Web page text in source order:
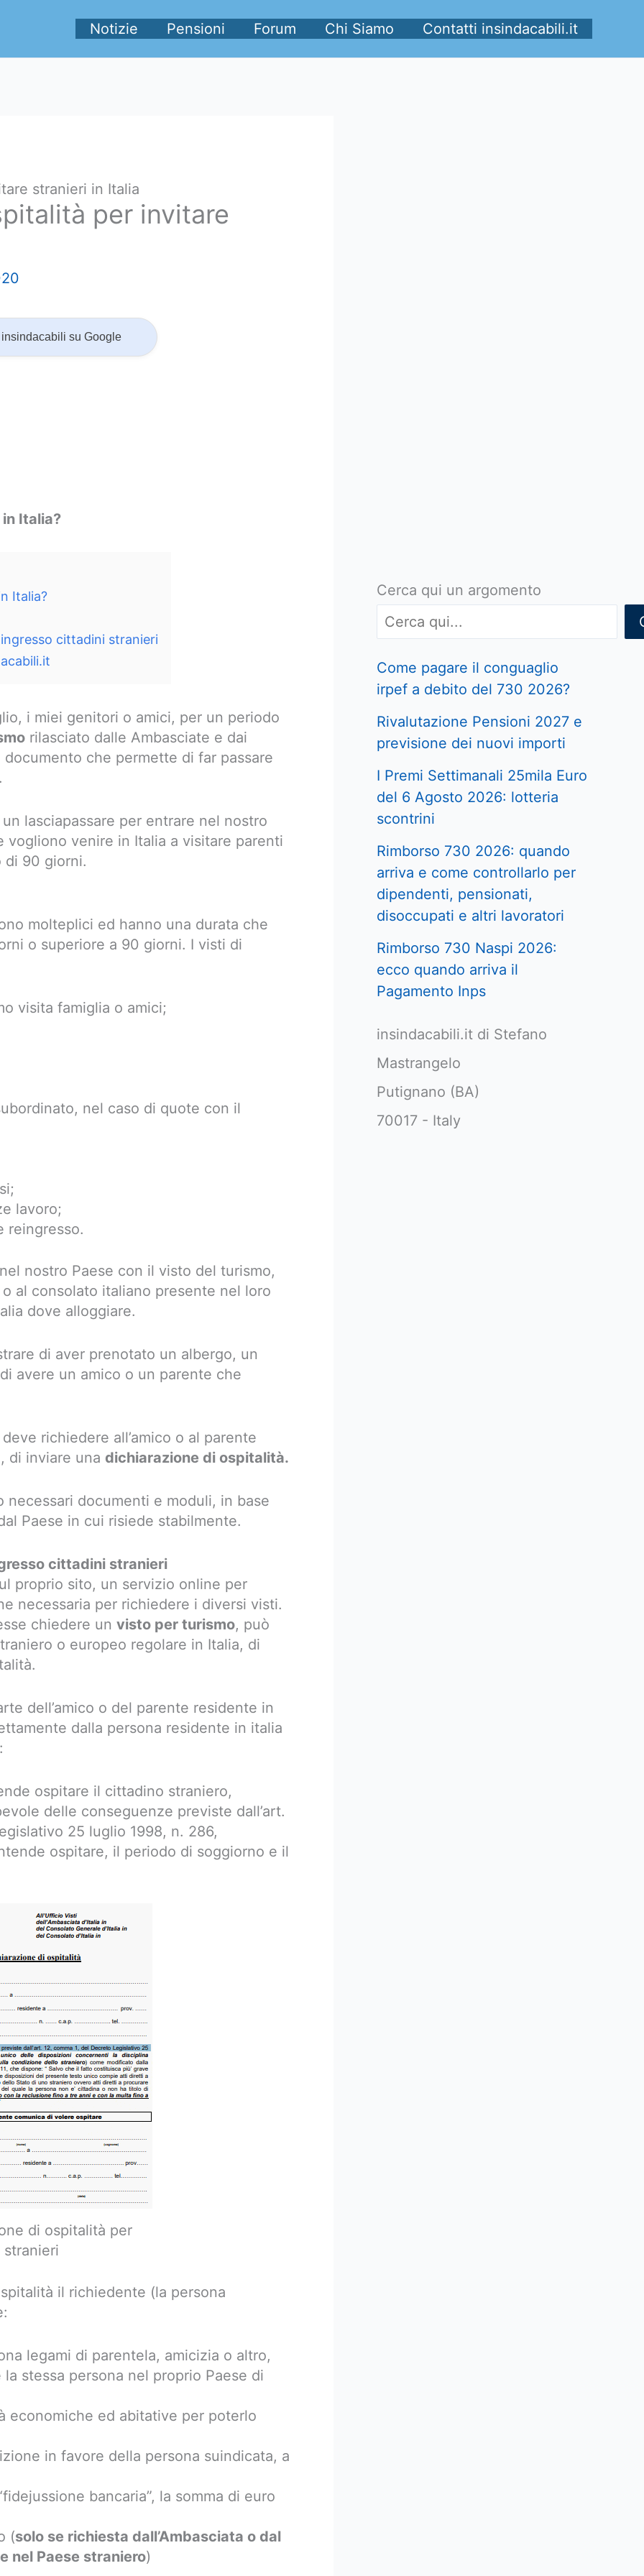
Notizie Pensioni Forum Chi Siamo Contatti insindacabili.it
stranieri in Italia
per invitare
su Google
Italia?
Italia?
cittadini stranieri
i miei genitori o amici, per un periodo
rilasciato dalle Ambasciate e dai
che permette di far passare
lasciapassare per entrare nel nostro
venire in Italia a visitare parenti
di 90 giorni.
molteplici ed hanno una durata che
o superiore a 90 giorni. I visti di
visita famiglia o amici;
nel caso di quote con il
lavoro;
reingresso.
nostro Paese con il visto del turismo,
al consolato italiano presente nel loro
dove alloggiare.
di aver prenotato un albergo, un
avere un amico o un parente che
richiedere all’amico o al parente
di inviare una dichiarazione di ospitalità.
documenti e moduli, in base
Paese in cui risiede stabilmente.
cittadini stranieri
proprio sito, un servizio online per
necessaria per richiedere i diversi visti.
chiedere un visto per turismo, può
o europeo regolare in Italia, di
dell’amico o del parente residente in
dalla persona residente in italia
ospitare il cittadino straniero,
delle conseguenze previste dall’art.
25 luglio 1998, n. 286,
ospitare, il periodo di soggiorno e il
di ospitalità per
stranieri
il richiedente (la persona
legami di parentela, amicizia o altro,
stessa persona nel proprio Paese di
economiche ed abitative per poterlo
in favore della persona suindicata, a
bancaria”, la somma di euro
(solo se richiesta dall’Ambasciata o dal
nel Paese straniero)
Cerca qui un argomento
Come pagare il conguaglio
irpef a debito del 730 2026?
Rivalutazione Pensioni 2027 e
previsione dei nuovi importi
I Premi Settimanali 25mila Euro
del 6 Agosto 2026: lotteria
scontrini
Rimborso 730 2026: quando
arriva e come controllarlo per
dipendenti, pensionati,
disoccupati e altri lavoratori
Rimborso 730 Naspi 2026:
ecco quando arriva il
Pagamento Inps
insindacabili.it di Stefano
Mastrangelo
Putignano (BA)
70017 - Italy